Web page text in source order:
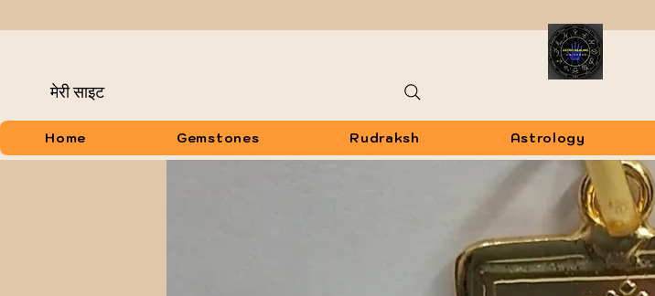
मेरी साइट
Home Gemstones Rudraksh Astrology